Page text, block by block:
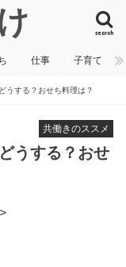
search
仕事 子育て
うする？おせち料理は？
共働きのススメ
うする？おせ